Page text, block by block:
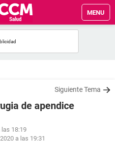
MENU
Siguiente Tema
de apendice
las 18:19
a las 19:31